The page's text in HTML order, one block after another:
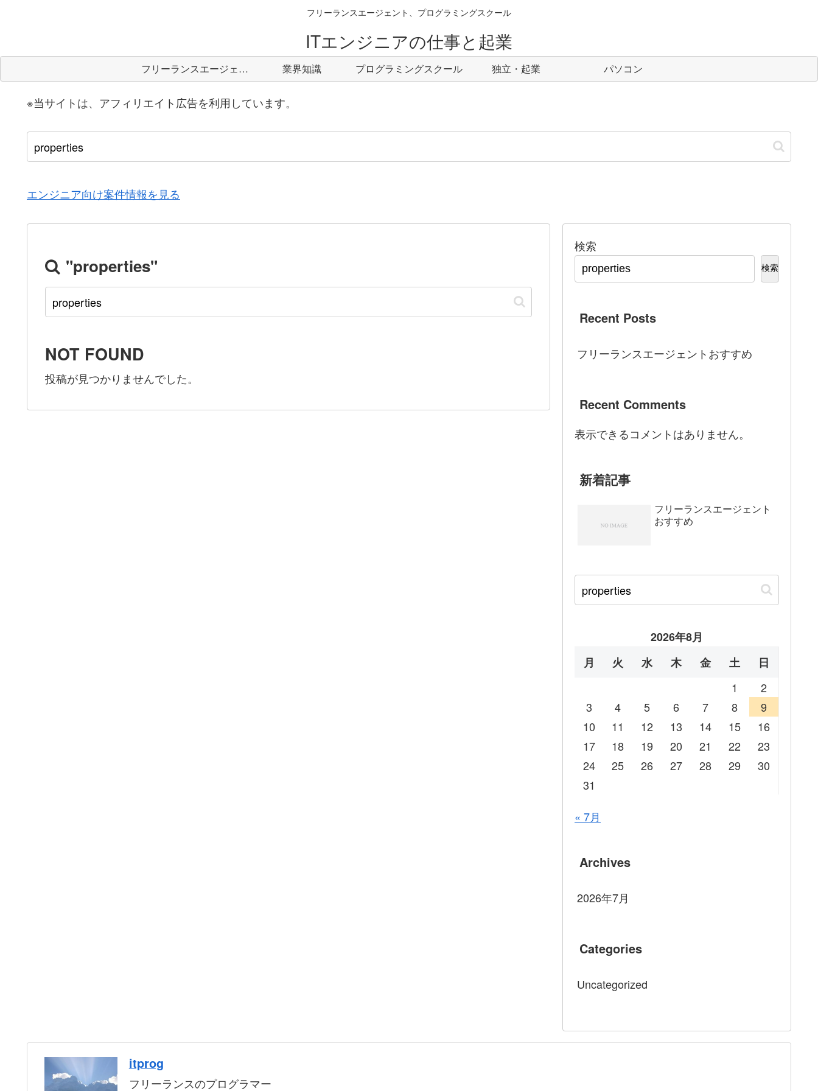
フリーランスエージェント、プログラミングスクール
ITエンジニアの仕事と起業
フリーランスエージェント 業界知識 プログラミングスクール 独立・起業 パソコン
※当サイトは、アフィリエイト広告を利用しています。
エンジニア向け案件情報を見る
"properties"
NOT FOUND
投稿が見つかりませんでした。
検索
検索
Recent Posts
フリーランスエージェントおすすめ
Recent Comments
表示できるコメントはありません。
新着記事
フリーランスエージェント
おすすめ
2026年8月
月
火 水 木 金 土
日
1
2
3
4 5 6 7 8
9
10
11 12 13 14 15
16
17
18 19 20 21 22
23
24
25 26 27 28 29
30
31
« 7月
Archives
2026年7月
Categories
Uncategorized
itprog
フリーランスのプログラマー